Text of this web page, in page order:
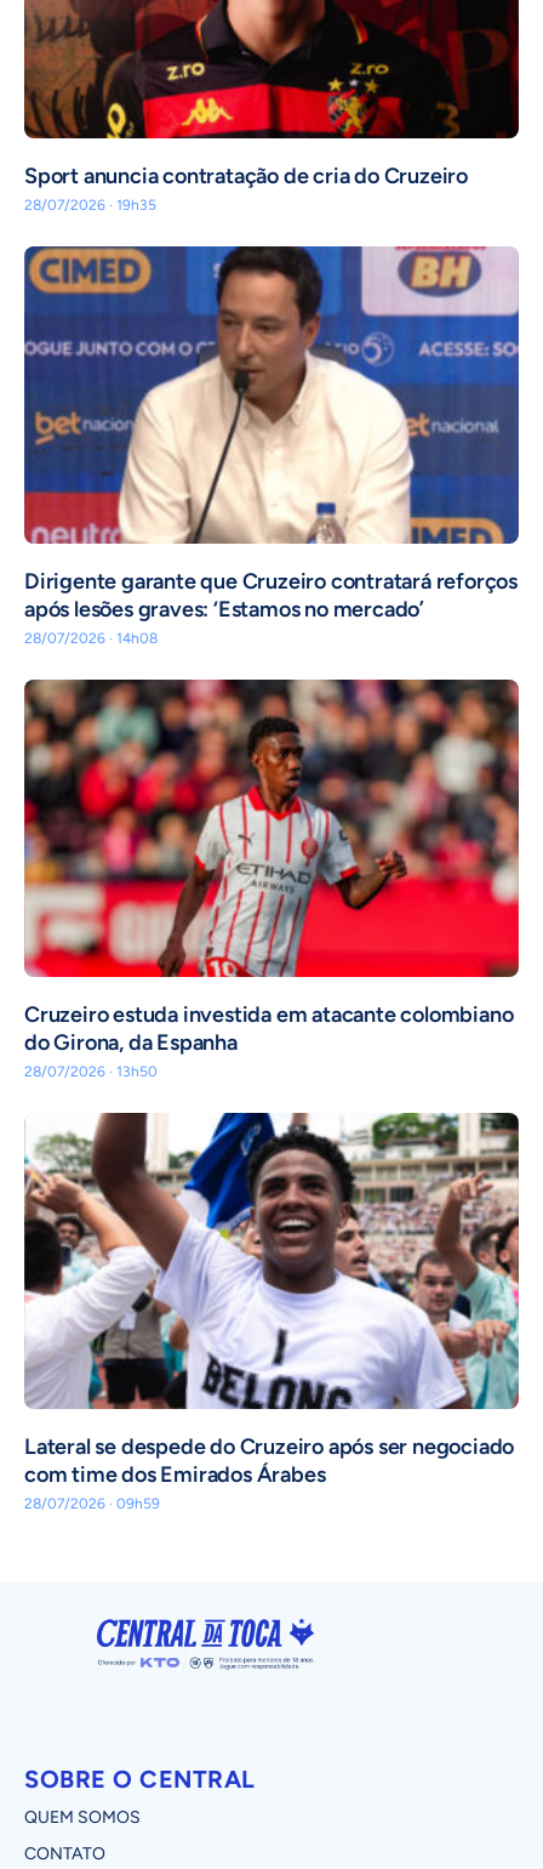
Sport anuncia contratação de cria do Cruzeiro
28/07/2026 · 19h35
Dirigente garante que Cruzeiro contratará reforços
após lesões graves: ‘Estamos no mercado’
28/07/2026 · 14h08
Cruzeiro estuda investida em atacante colombiano
do Girona, da Espanha
28/07/2026 · 13h50
Lateral se despede do Cruzeiro após ser negociado
com time dos Emirados Árabes
28/07/2026 · 09h59
SOBRE O CENTRAL
QUEM SOMOS
CONTATO